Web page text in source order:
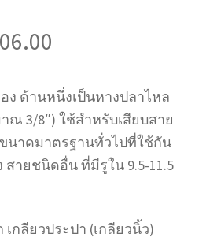
ง ด้านหนึ่งเป็นหางปลาไหล
ณ 3/8″) ใช้สำหรับเสียบสาย
นาดมาตรฐานทั่วไปที่ใช้กัน
ายชนิดอื่น ที่มีรูใน 9.5-11.5
กลียวประปา (เกลียวนิ้ว)